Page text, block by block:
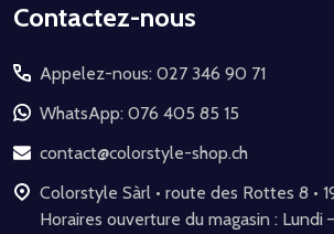
Début
pied
de
page
Contactez-nous
Appelez-nous: 027 346 90 71
WhatsApp: 076 405 85 15
contact@colorstyle-shop.ch
Colorstyle Sàrl • route des Rottes 8 • 1964 Conthey •
Horaires ouverture du magasin : Lundi – jeudi : 9h00 –